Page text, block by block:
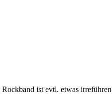
Rockband ist evtl. etwas